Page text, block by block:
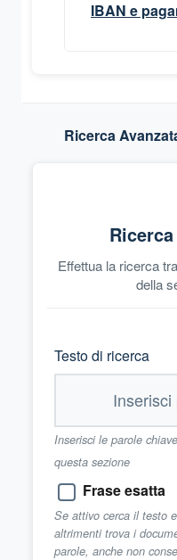
IBAN e
Ricerca
Effettua la ricerca
della
Testo di ricerca
Inserisci le parole
questa sezione
Frase esatta
Se attivo cerca il testo
altrimenti trova i
parole, anche non